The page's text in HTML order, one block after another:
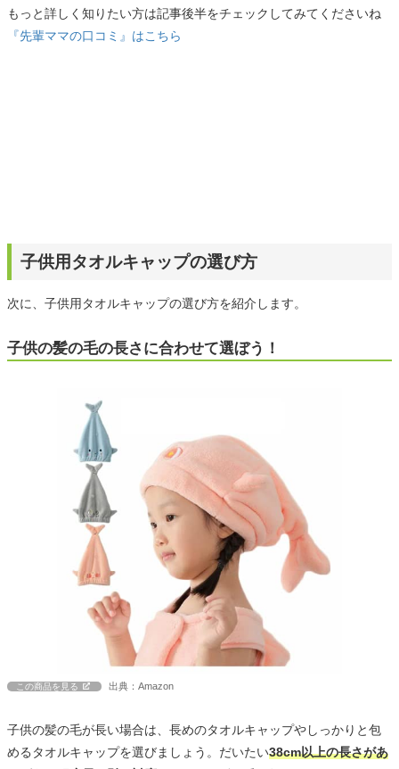
もっと詳しく知りたい方は記事後半をチェックしてみてくださいね
『先輩ママの口コミ』はこちら
子供用タオルキャップの選び方
次に、子供用タオルキャップの選び方を紹介します。
子供の髪の毛の長さに合わせて選ぼう！
この商品を見る 出典：Amazon
子供の髪の毛が長い場合は、長めのタオルキャップやしっかりと包
めるタオルキャップを選びましょう。だいたい38cm以上の長さがあ